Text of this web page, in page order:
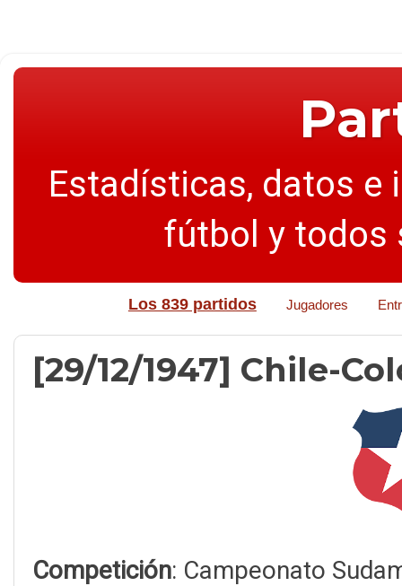
Estadísticas, datos e
fútbol y todos
Los 839 partidos Jugadores
[29/12/1947] Chile-
Competición: Campeonato